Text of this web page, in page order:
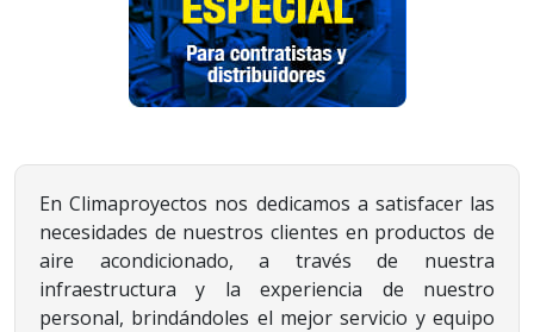
En Climaproyectos nos dedicamos a satisfacer las
necesidades de nuestros clientes en productos de
aire acondicionado, a través de nuestra
infraestructura y la experiencia de nuestro
personal, brindándoles el mejor servicio y equipo